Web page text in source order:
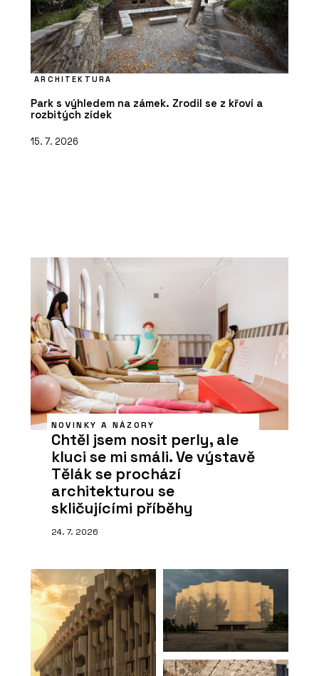
ARCHITEKTURA
Park s výhledem na zámek. Zrodil se z křoví a
rozbitých zídek
15. 7. 2026
NOVINKY A NÁZORY
Chtěl jsem nosit perly, ale
kluci se mi smáli. Ve výstavě
Tělák se prochází
architekturou se
skličujícími příběhy
24. 7. 2026